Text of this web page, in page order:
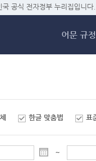
메
공식 전자정부 누리집입니다.
어문 규정
한글 맞춤법 표
~